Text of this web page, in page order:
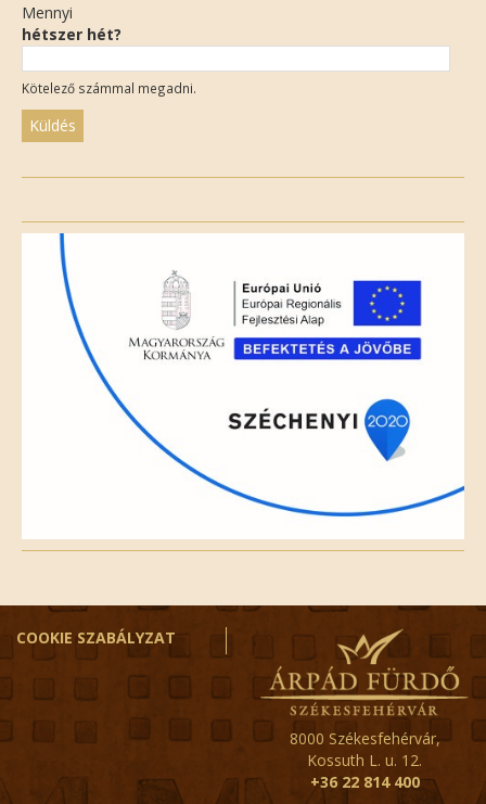
Mennyi
hétszer hét?
Kötelező számmal megadni.
field
empty.
COOKIE SZABÁLYZAT
8000 Székesfehérvár,
Kossuth L. u. 12.
+36 22 814 400